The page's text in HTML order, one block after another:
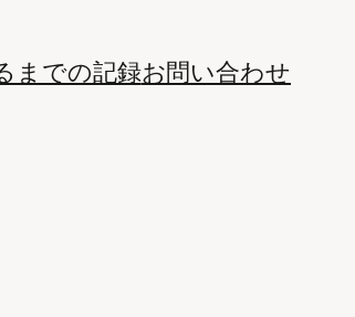
までの記録お問い合わせ